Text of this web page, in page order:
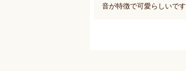
音が特徴で可愛らしいです